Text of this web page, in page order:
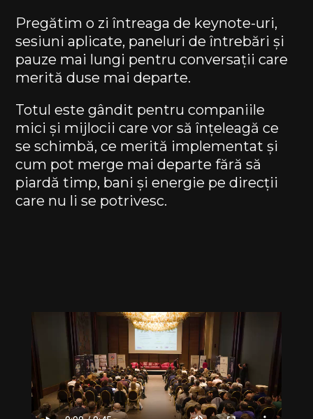
Pregătim o zi întreaga de keynote-uri,
sesiuni aplicate, paneluri de întrebări și
pauze mai lungi pentru conversații care
merită duse mai departe.
Totul este gândit pentru companiile
mici și mijlocii care vor să înțeleagă ce
se schimbă, ce merită implementat și
cum pot merge mai departe fără să
piardă timp, bani și energie pe direcții
care nu li se potrivesc.